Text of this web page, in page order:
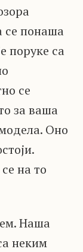
се понаша
поруке са
се
за ваша
Оно
на то
Наша
неким